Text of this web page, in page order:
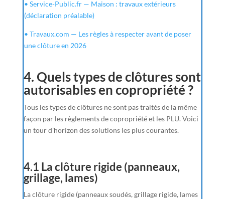
• Service-Public.fr — Maison : travaux extérieurs
(déclaration préalable)
• Travaux.com — Les règles à respecter avant de poser
une clôture en 2026
4. Quels types de clôtures sont
autorisables en copropriété ?
Tous les types de clôtures ne sont pas traités de la même
façon par les règlements de copropriété et les PLU. Voici
un tour d’horizon des solutions les plus courantes.
4.1 La clôture rigide (panneaux,
grillage, lames)
La clôture rigide (panneaux soudés, grillage rigide, lames